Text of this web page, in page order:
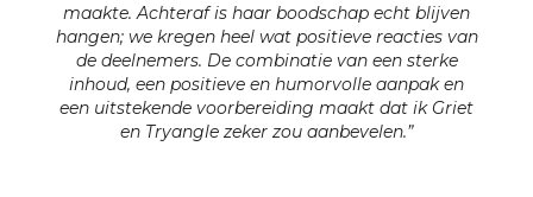
maakte. Achteraf is haar boodschap echt blijven
hangen; we kregen heel wat positieve reacties van
de deelnemers. De combinatie van een sterke
inhoud, een positieve en humorvolle aanpak en
een uitstekende voorbereiding maakt dat ik Griet
en Tryangle zeker zou aanbevelen.”